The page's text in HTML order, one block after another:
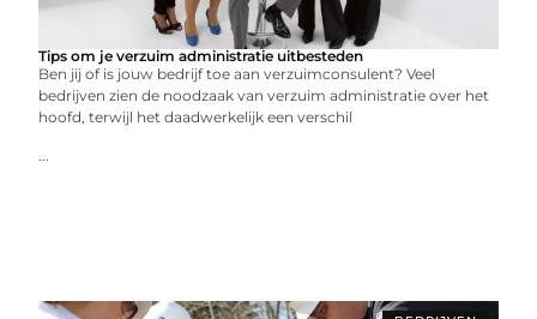
Tips om je verzuim administratie uitbesteden
Ben jij of is jouw bedrijf toe aan verzuimconsulent? Veel
bedrijven zien de noodzaak van verzuim administratie over het
hoofd, terwijl het daadwerkelijk een verschil
...